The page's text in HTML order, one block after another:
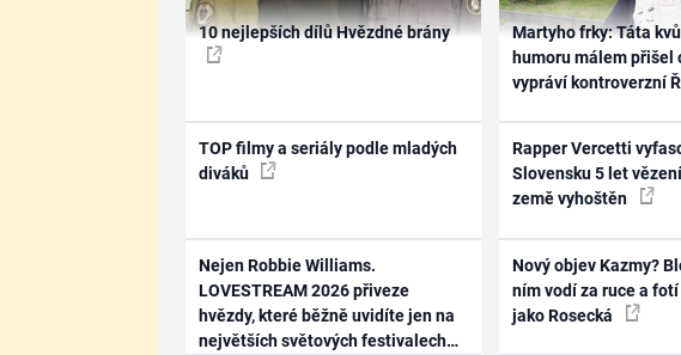
10 nejlepších dílů Hvězdné brány
TOP filmy a seriály podle mladých
diváků
Nejen Robbie Williams.
LOVESTREAM 2026 přiveze
hvězdy, které běžně uvidíte jen na
největších světových festivalech
Martyho frky: Táta
humoru málem přišel
vypráví kontroverzní
Rapper Vercetti
Slovensku 5 let
země vyhoštěn
Nový objev Kazmy?
ním vodí za ruce a
jako Rosecká